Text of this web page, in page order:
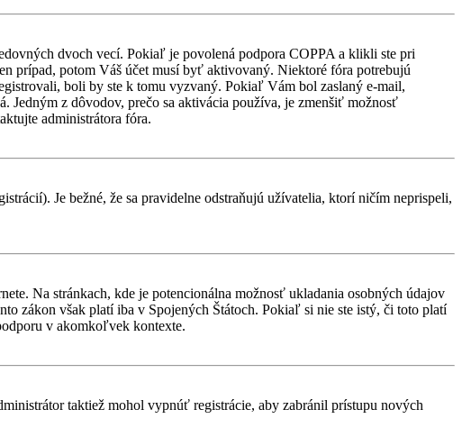
dvoch vecí. Pokiaľ je povolená podpora COPPA a klikli ste pri
prípad, potom Váš účet musí byť aktivovaný. Niektoré fóra potrebujú
boli by ste k tomu vyzvaný. Pokiaľ Vám bol zaslaný e-mail,
Jedným z dôvodov, prečo sa aktivácia používa, je zmenšiť možnosť
administrátora fóra.
Je bežné, že sa pravidelne odstraňujú užívatelia, ktorí ničím neprispeli,
Na stránkach, kde je potencionálna možnosť ukladania osobných údajov
zákon však platí iba v Spojených Štátoch. Pokiaľ si nie ste istý, či toto platí
v akomkoľvek kontexte.
taktiež mohol vypnúť registrácie, aby zabránil prístupu nových